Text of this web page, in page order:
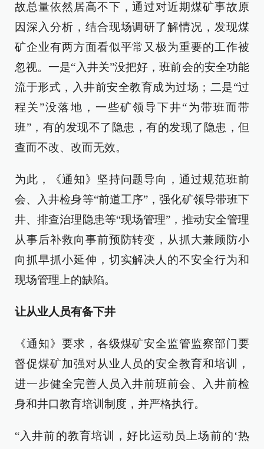
故总量依然居高不下，通过对近期煤矿事故原
因深入分析，结合现场调研了解情况，发现煤
矿企业有两方面看似平常又极为重要的工作被
忽视。一是“入井关”没把好，班前会的安全功能
流于形式，入井前安全教育成为过场；二是“过
程关”没落地，一些矿领导下井“为带班而带
班”，有的发现不了隐患，有的发现了隐患，但
查而不改、改而无效。
为此，《通知》坚持问题导向，通过规范班前
会、入井检身等“前道工序”，强化矿领导带班下
井、排查治理隐患等“现场管理”，推动安全管理
从事后补救向事前预防转变，从抓大兼顾防小
向抓早抓小延伸，切实解决人的不安全行为和
现场管理上的缺陷。
让从业人员有备下井
《通知》要求，各级煤矿安全监管监察部门要
督促煤矿加强对从业人员的安全教育和培训，
进一步健全完善人员入井前班前会、入井前检
身和井口教育培训制度，并严格执行。
“入井前的教育培训，好比运动员上场前的‘热